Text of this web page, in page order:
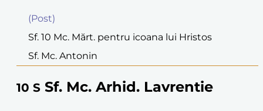
(Post)
Sf. 10 Mc. Mărt. pentru icoana lui Hristos
Sf. Mc. Antonin
10 S Sf. Mc. Arhid. Lavrentie